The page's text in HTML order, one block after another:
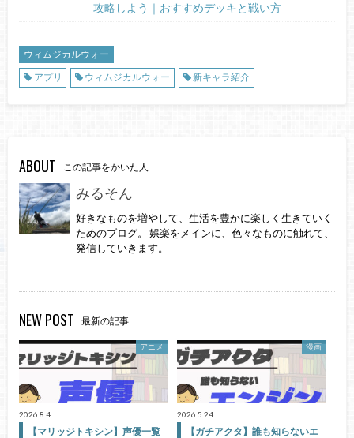
攻略しよう｜おすすめデッキと戦い方
ウィムジカルウォー
アプリ
ウィムジカルウォー 新キャラ紹介
ABOUT この記事をかいた人
みるそん
好きなものを増やして、生活を豊かに楽しく生きていく
ためのブログ。 娯楽をメインに、色々なものに触れて、
発信していきます。
NEW POST 最新の記事
アニメ
2026.8.4
【マリッジトキシン】声優一覧
漫画
2026.5.24
【ガチアクタ】誰も知らないエ